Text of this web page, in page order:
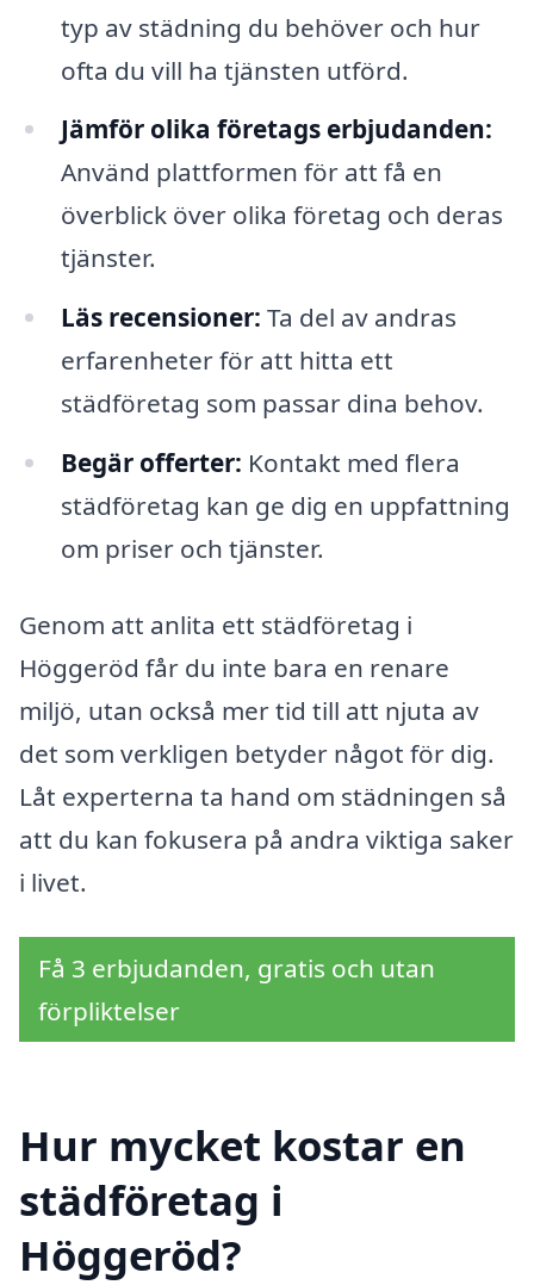
typ av städning du behöver och hur
ofta du vill ha tjänsten utförd.
Jämför olika företags erbjudanden:
Använd plattformen för att få en
överblick över olika företag och deras
tjänster.
Läs recensioner: Ta del av andras
erfarenheter för att hitta ett
städföretag som passar dina behov.
Begär offerter: Kontakt med flera
städföretag kan ge dig en uppfattning
om priser och tjänster.
Genom att anlita ett städföretag i
Höggeröd får du inte bara en renare
miljö, utan också mer tid till att njuta av
det som verkligen betyder något för dig.
Låt experterna ta hand om städningen så
att du kan fokusera på andra viktiga saker
i livet.
Få 3 erbjudanden, gratis och utan
förpliktelser
Hur mycket kostar en
städföretag i
Höggeröd?